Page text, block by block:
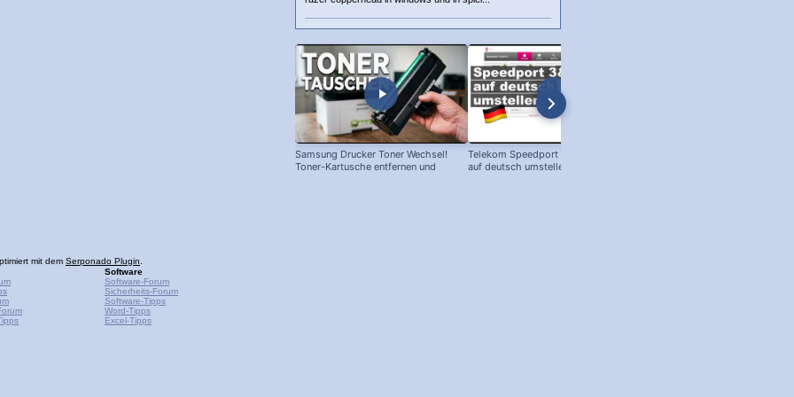
Samsung Drucker Toner Wechsel!
Toner-Kartusche entfernen und
Telekom Speedport Router: Sprache
auf deutsch umstellen!
mit dem Serponado Plugin
Software
Software-Forum
Sicherheits-Forum
Software-Tipps
Word-Tipps
Excel-Tipps